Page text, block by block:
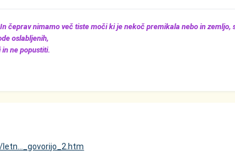
čeprav nimamo več tiste moči ki je nekoč premikala nebo in zemljo,
oslabljenih,
in ne popustiti.